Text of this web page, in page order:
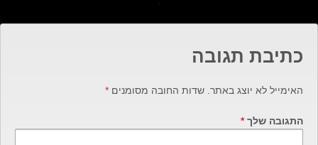
כתיבת תגובה
האימייל לא יוצג באתר. שדות החובה מסומנים *
התגובה שלך*